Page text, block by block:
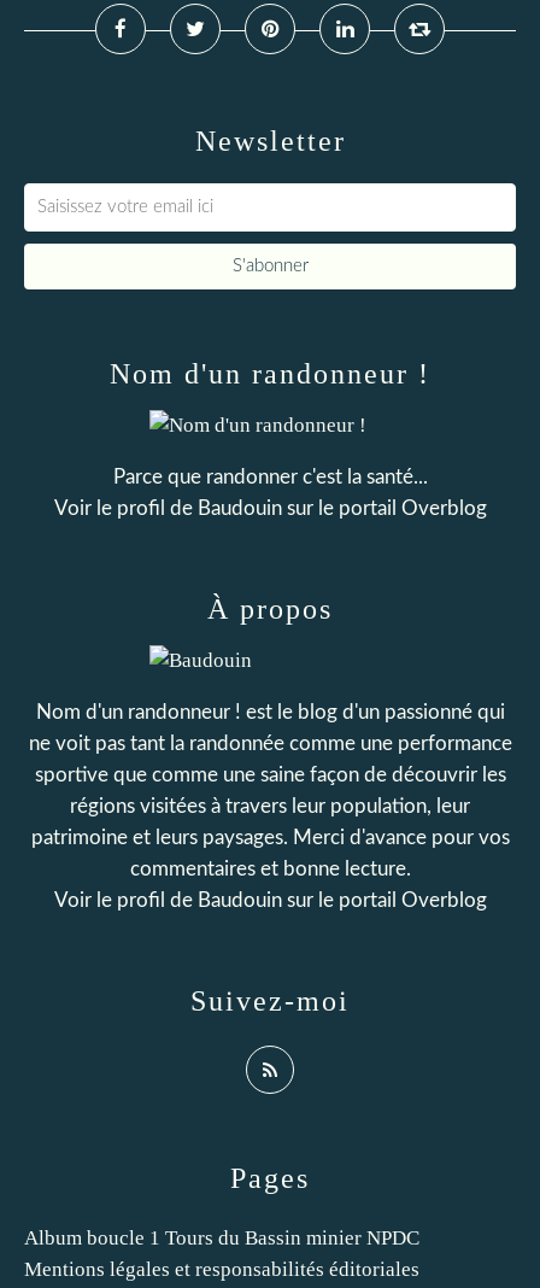
Newsletter
Pages
Album boucle 1 Tours du Bassin minier NPDC
Mentions légales et responsabilités éditoriales
Nom d'un randonneur !
Parce que randonner c'est la santé...
Voir le profil de Baudouinsur le portail Overblog
Suivez-moi
À propos
Nom d'un randonneur ! est le blog d'un passionné qui
ne voit pas tant la randonnée comme une performance
sportive que comme une saine façon de découvrir les
régions visitées à travers leur population, leur
patrimoine et leurs paysages. Merci d'avance pour vos
commentaires et bonne lecture.
Voir le profil de Baudouinsur le portail Overblog